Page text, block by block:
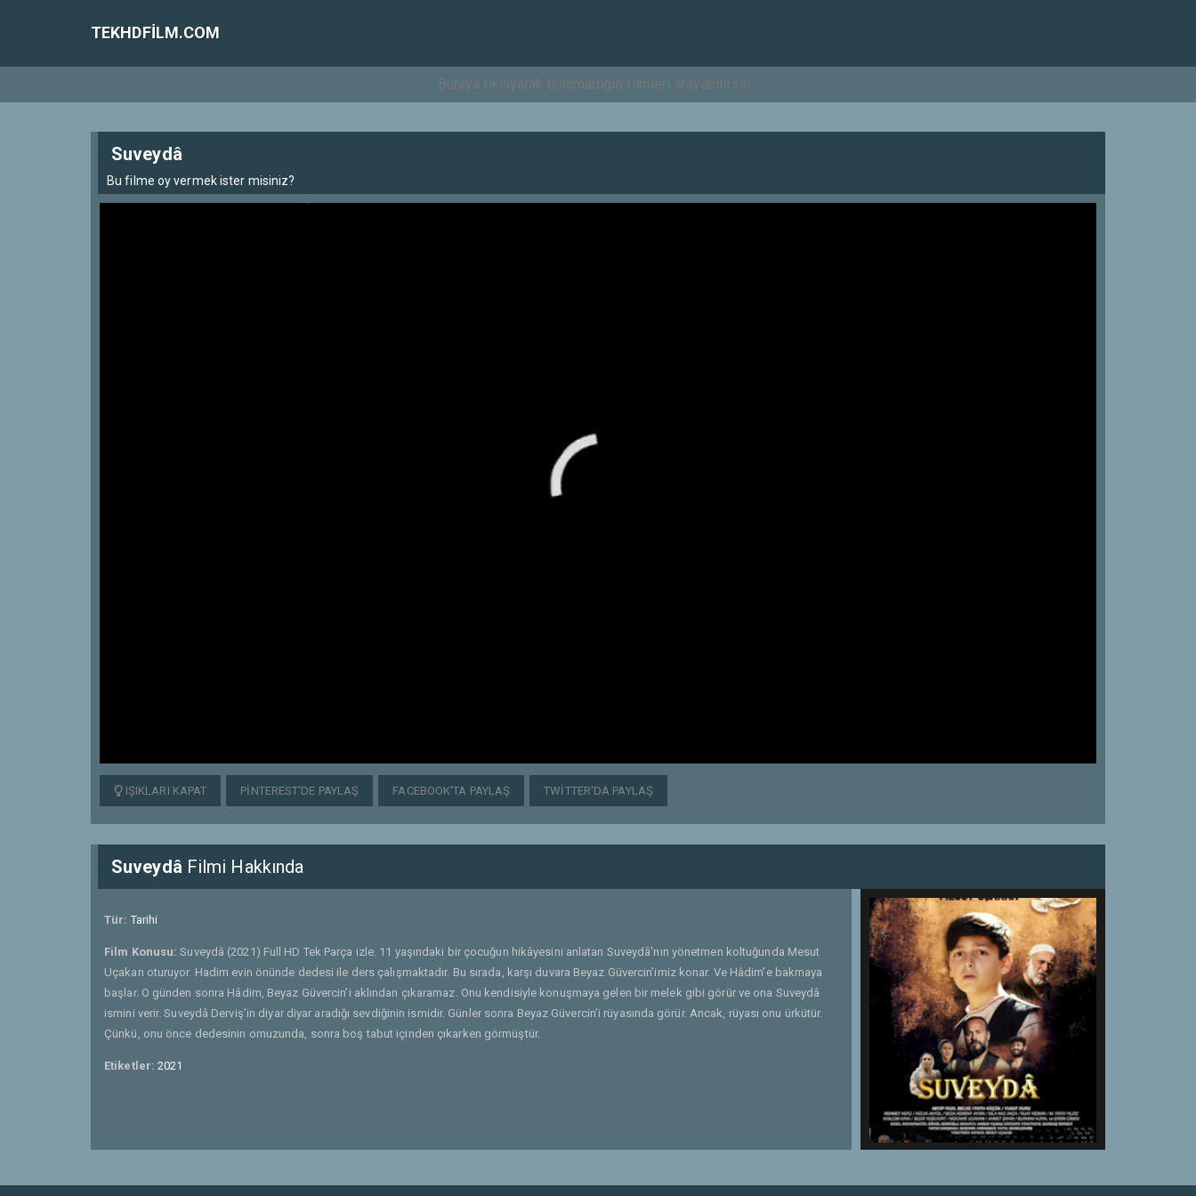
TEKHDFILM.COM
Suveydâ
Bu filme oy vermek ister misiniz?
IŞIKLARI KAPAT PINTEREST'DE PAYLAŞ FACEBOOK'TA PAYLAŞ TWITTER'DA PAYLAŞ
Suveydâ Filmi Hakkında
Tür: Tarihi
Film Konusu:Suveydâ (2021) Full HD Tek Parça izle. 11 yaşındaki bir çocuğun hikâyesini anlatan Suveydâ'nın yönetmen koltuğunda Mesut
Uçakan oturuyor. Hadim evin önünde dedesi ile ders çalışmaktadır. Bu sırada, karşı duvara Beyaz Güvercin’imiz konar. Ve Hâdim’e bakmaya
başlar. O günden sonra Hâdim, Beyaz Güvercin’i aklından çıkaramaz. Onu kendisiyle konuşmaya gelen bir melek gibi görür ve ona Suveydâ
ismini verir. Suveydâ Derviş’in diyar diyar aradığı sevdiğinin ismidir. Günler sonra Beyaz Güvercin’i rüyasında görür. Ancak, rüyası onu ürkütür.
Çünkü, onu önce dedesinin omuzunda, sonra boş tabut içinden çıkarken görmüştür.
Etiketler:2021